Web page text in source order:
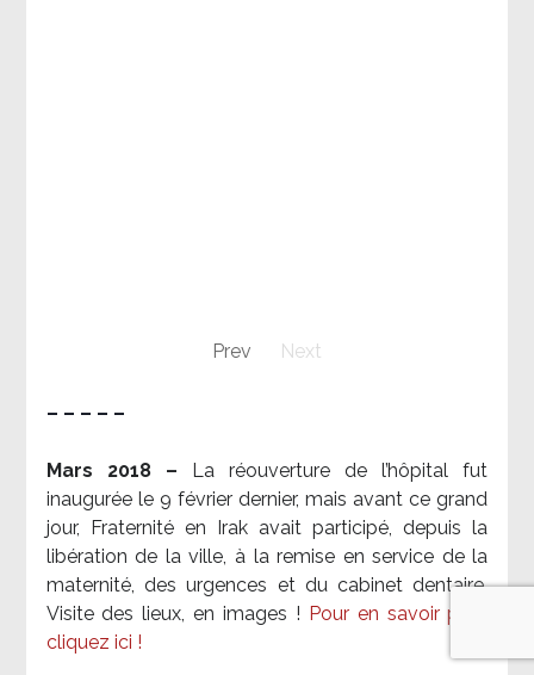
Prev Next
– – – – –
Mars 2018 –
La réouverture de l’hôpital fut
inaugurée le 9 février dernier, mais avant ce grand
jour, Fraternité en Irak avait participé, depuis la
libération de la ville, à la remise en service de la
maternité, des urgences et du cabinet dentaire.
Visite des lieux, en images ! Pour en savoir plus,
cliquez ici !